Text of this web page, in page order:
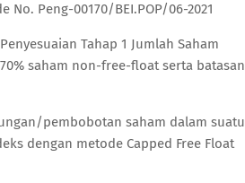
No. Peng-00170/BEI.POP/06-2021
Tahap 1 Jumlah Saham
saham non-free-float serta batasan
pembobotan saham dalam suatu
dengan metode Capped Free Float